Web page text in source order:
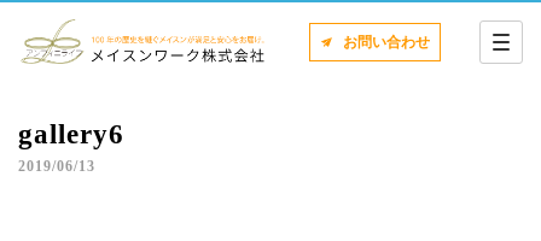
お問い合わせ
gallery6
2019/06/13